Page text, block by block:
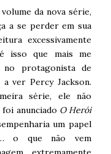
da nova série,
a se perder em sua
excessivamente
isso que mais me
no protagonista de
ver Percy Jackson.
série, ele não
anunciado O Herói
um papel
o que não vem